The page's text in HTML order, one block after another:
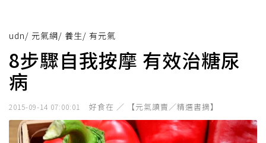
udn/ 元氣網/ 養生/ 有元氣
8步驟自我按摩 有效治糖尿
病
2015-09-14 07:00:01 好食在 ／ 【元氣讀賣／精選書摘】